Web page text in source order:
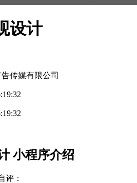
设计
传媒有限公司
小程序介绍
评：